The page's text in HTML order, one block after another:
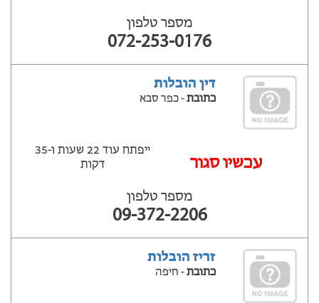
מספר טלפון
072-253-0176
דין הובלות
כתובת- כפר סבא
עכשיו סגור
ייפתח עוד 22 שעות ‫ו-35
דקות
מספר טלפון
09-372-2206
זריז הובלות
כתובת- חיפה